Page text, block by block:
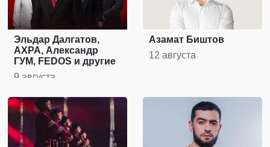
Эльдар Далгатов,
АХРА, Александр
ГУМ, FEDOS и другие
9 августа
Азамат Биштов
12 августа